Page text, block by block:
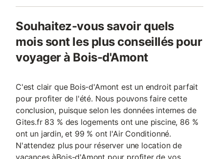
Souhaitez-vous savoir quels
mois sont les plus conseillés pour
voyager à Bois-d'Amont
C'est clair que Bois-d'Amont est un endroit parfait
pour profiter de l'été. Nous pouvons faire cette
conclusion, puisque selon les données internes de
Gites.fr 83 % des logements ont une piscine, 86 %
ont un jardin, et 99 % ont l'Air Conditionné.
N'attendez plus pour réserver une location de
vacances àBois-d'Amont pour profiter de vos